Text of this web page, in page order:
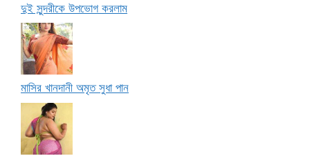
দুই সুন্দরীকে উপভোগ করলাম
মাসির খানদানী অমৃত সুধা পান